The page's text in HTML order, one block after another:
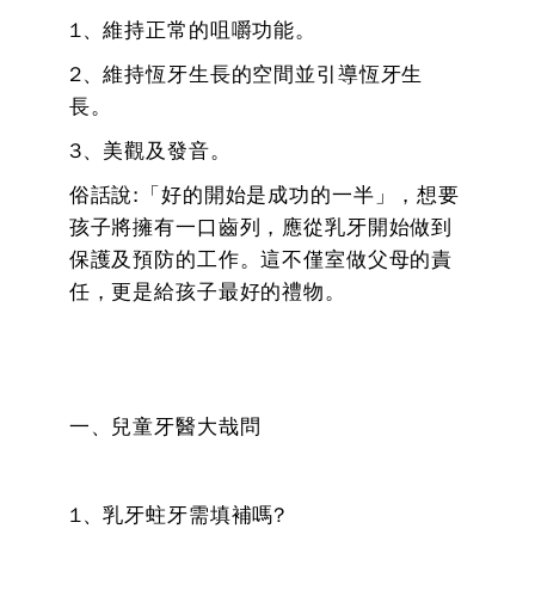
1、維持正常的咀嚼功能。
2、維持恆牙生長的空間並引導恆牙生
長。
3、美觀及發音。
俗話說:「好的開始是成功的一半」，想要
孩子將擁有一口齒列，應從乳牙開始做到
保護及預防的工作。這不僅室做父母的責
任，更是給孩子最好的禮物。
一、兒童牙醫大哉問
1、乳牙蛀牙需填補嗎?